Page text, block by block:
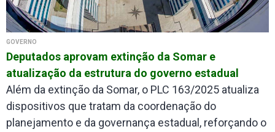
GOVERNO
Deputados aprovam extinção da Somar e
atualização da estrutura do governo estadual
Além da extinção da Somar, o PLC 163/2025 atualiza
dispositivos que tratam da coordenação do
planejamento e da governança estadual, reforçando o